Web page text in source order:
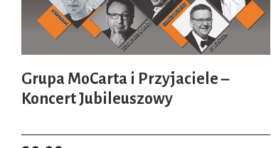
Grupa MoCarta i Przyjaciele –
Koncert Jubileuszowy